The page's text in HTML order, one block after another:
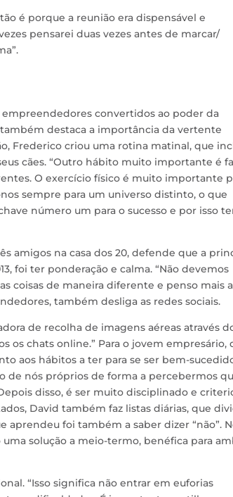
é porque a reunião era dispensável e
pensarei duas vezes antes de marcar/
empreendedores convertidos ao poder da
destaca a importância da vertente
Frederico criou uma rotina matinal, que
cães. “Outro hábito muito importante é
O exercício físico é muito importante
sempre para um universo distinto, o que
número um para o sucesso e por isso
amigos na casa dos 20, defende que a
foi ter ponderação e calma. “Não devemos
coisas de maneira diferente e penso mais a
também desliga as redes sociais.
de recolha de imagens aéreas através
os chats online.” Para o jovem empresário,
aos hábitos a ter para se ser bem-
de nós próprios de forma a percebermos
disso, é ser muito disciplinado e
David também faz listas diárias, que
foi também a saber dizer “não”.
solução a meio-termo, benéfica para
“Isso significa não entrar em euforias